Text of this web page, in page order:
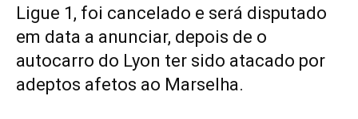
Ligue 1, foi cancelado e será disputado
em data a anunciar, depois de o
autocarro do Lyon ter sido atacado por
adeptos afetos ao Marselha.